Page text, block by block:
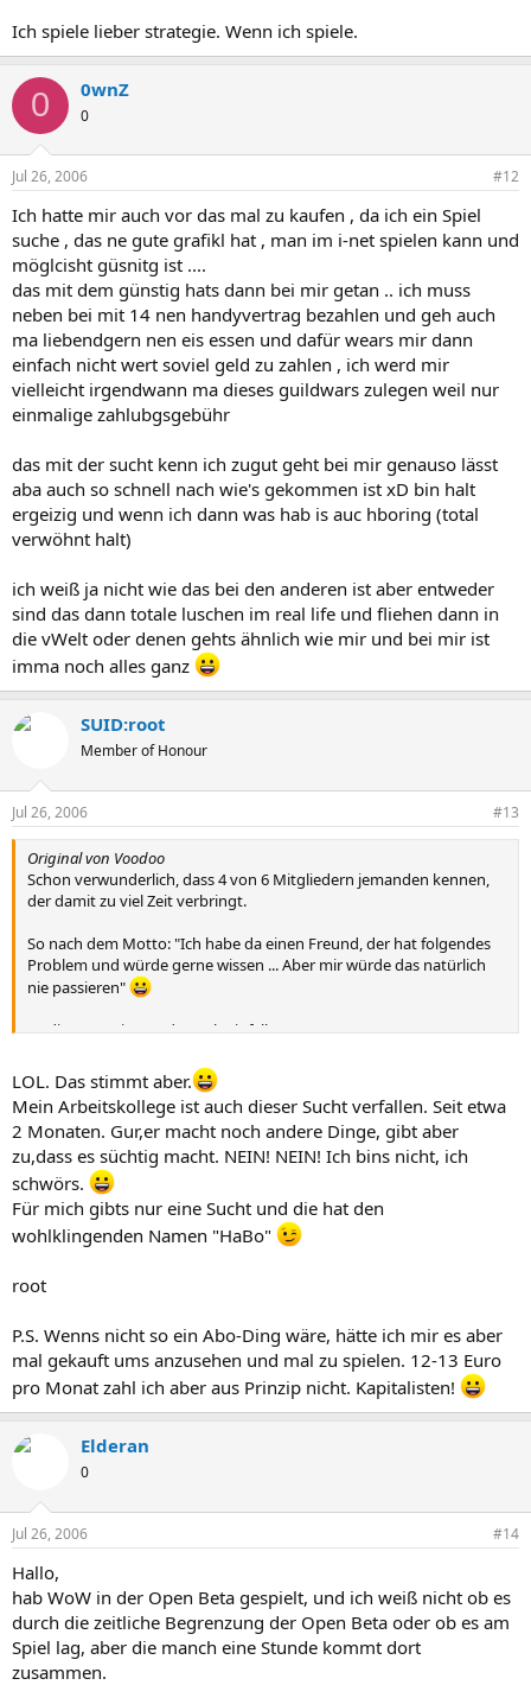
Ich spiele lieber strategie. Wenn ich spiele.
0 0wnZ
0
Jul 26, 2006 #12
Ich hatte mir auch vor das mal zu kaufen , da ich ein Spiel
suche , das ne gute grafikl hat , man im i-net spielen kann und
möglcisht güsnitg ist ....
das mit dem günstig hats dann bei mir getan .. ich muss
neben bei mit 14 nen handyvertrag bezahlen und geh auch
ma liebendgern nen eis essen und dafür wears mir dann
einfach nicht wert soviel geld zu zahlen , ich werd mir
vielleicht irgendwann ma dieses guildwars zulegen weil nur
einmalige zahlubgsgebühr
das mit der sucht kenn ich zugut geht bei mir genauso lässt
aba auch so schnell nach wie's gekommen ist xD bin halt
ergeizig und wenn ich dann was hab is auc hboring (total
verwöhnt halt)
ich weiß ja nicht wie das bei den anderen ist aber entweder
sind das dann totale luschen im real life und fliehen dann in
die vWelt oder denen gehts ähnlich wie mir und bei mir ist
imma noch alles ganz
SUID:root
Member of Honour
Jul 26, 2006 #13
Original von Voodoo
Schon verwunderlich, dass 4 von 6 Mitgliedern jemanden kennen,
der damit zu viel Zeit verbringt.
So nach dem Motto: "Ich habe da einen Freund, der hat folgendes
Problem und würde gerne wissen ... Aber mir würde das natürlich
nie passieren"
//Edit: Was mir gerade noch einfällt:
in irgendeinem Knebelvertrag Vorraussetzung zum Spielen? Wie
bringen eure Freunde *hust* denn das ganze Geld dafür auf, wenn
sie wirklich so viel Zeit mit Spielen verbringen? Ich nehme jetzt mal
an, die meisten hier werden noch zur Schule gehen...
LOL. Das stimmt aber.
Mein Arbeitskollege ist auch dieser Sucht verfallen. Seit etwa
2 Monaten. Gur,er macht noch andere Dinge, gibt aber
zu,dass es süchtig macht. NEIN! NEIN! Ich bins nicht, ich
schwörs.
Für mich gibts nur eine Sucht und die hat den
wohlklingenden Namen "HaBo"
root
P.S. Wenns nicht so ein Abo-Ding wäre, hätte ich mir es aber
mal gekauft ums anzusehen und mal zu spielen. 12-13 Euro
pro Monat zahl ich aber aus Prinzip nicht. Kapitalisten!
Elderan
0
Jul 26, 2006 #14
Hallo,
hab WoW in der Open Beta gespielt, und ich weiß nicht ob es
durch die zeitliche Begrenzung der Open Beta oder ob es am
Spiel lag, aber die manch eine Stunde kommt dort
zusammen.